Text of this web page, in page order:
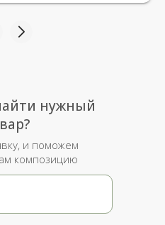
нужный
и поможем
композицию